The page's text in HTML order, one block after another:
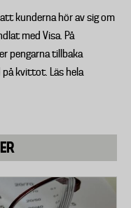
kunderna hör av sig om
med Visa. På
pengarna tillbaka
kvittot. Läs hela